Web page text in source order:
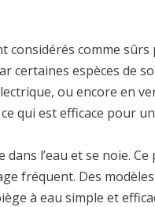
considérés comme sûrs
certaines espèces de
ou encore en
qui est efficace pour
l’eau et se noie. Ce
fréquent. Des
à eau simple et